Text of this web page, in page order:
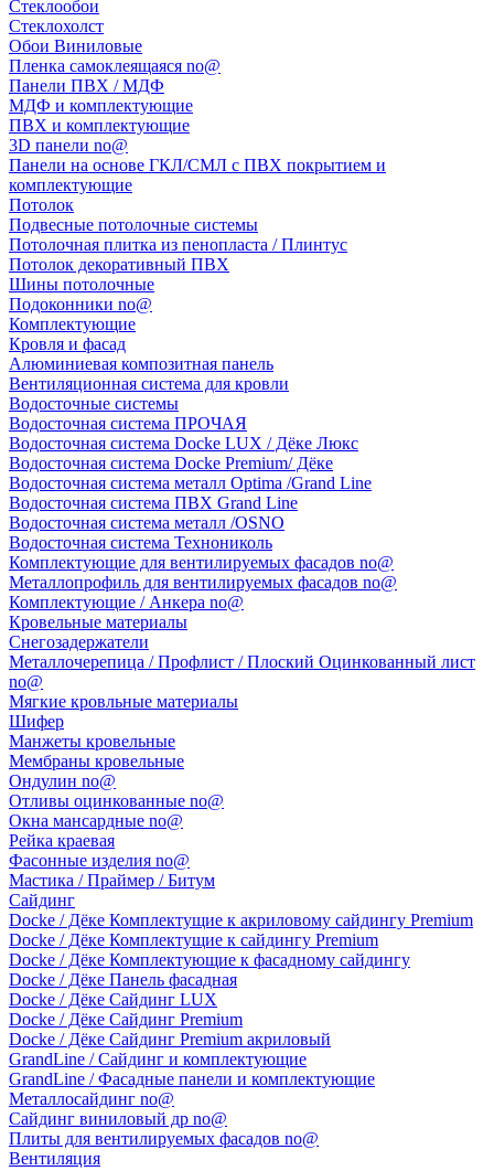
Стеклообои
Стеклохолст
Обои Виниловые
Пленка самоклеящаяся no@
Панели ПВХ / МДФ
МДФ и комплектующие
ПВХ и комплектующие
3D панели no@
Панели на основе ГКЛ/СМЛ с ПВХ покрытием и
комплектующие
Потолок
Подвесные потолочные системы
Потолочная плитка из пенопласта / Плинтус
Потолок декоративный ПВХ
Шины потолочные
Подоконники no@
Комплектующие
Кровля и фасад
Алюминиевая композитная панель
Вентиляционная система для кровли
Водосточные системы
Водосточная система ПРОЧАЯ
Водосточная система Docke LUX / Дёке Люкс
Водосточная система Docke Premium/ Дёке
Водосточная система металл Optima /Grand Line
Водосточная система ПВХ Grand Line
Водосточная система металл /OSNO
Водосточная система Технониколь
Комплектующие для вентилируемых фасадов no@
Металлопрофиль для вентилируемых фасадов no@
Комплектующие / Анкера no@
Кровельные материалы
Снегозадержатели
Металлочерепица / Профлист / Плоский Оцинкованный лист
no@
Мягкие кровльные материалы
Шифер
Манжеты кровельные
Мембраны кровельные
Ондулин no@
Отливы оцинкованные no@
Окна мансардные no@
Рейка краевая
Фасонные изделия no@
Мастика / Праймер / Битум
Сайдинг
Docke / Дёке Комплектущие к акриловому сайдингу Premium
Docke / Дёке Комплектущие к сайдингу Premium
Docke / Дёке Комплектующие к фасадному сайдингу
Docke / Дёке Панель фасадная
Docke / Дёке Сайдинг LUX
Docke / Дёке Сайдинг Premium
Docke / Дёке Сайдинг Premium акриловый
GrandLine / Сайдинг и комплектующие
GrandLine / Фасадные панели и комплектующие
Металлосайдинг no@
Сайдинг виниловый др no@
Плиты для вентилируемых фасадов no@
Вентиляция